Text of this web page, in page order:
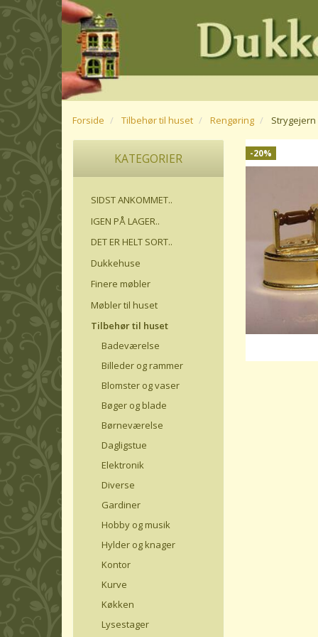
Forside Tilbehør til huset Rengøring
KATEGORIER
SIDST ANKOMMET..
IGEN PÅ LAGER..
DET ER HELT SORT..
Dukkehuse
Finere møbler
Møbler til huset
Tilbehør til huset
Badeværelse
Billeder og rammer
Blomster og vaser
Bøger og blade
Børneværelse
Dagligstue
Elektronik
Diverse
Gardiner
Hobby og musik
Hylder og knager
Kontor
Kurve
Køkken
Lysestager
-20%